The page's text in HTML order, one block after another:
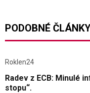
PODOBNÉ
Roklen24
Radev z ECB: Minulé
stopu“.